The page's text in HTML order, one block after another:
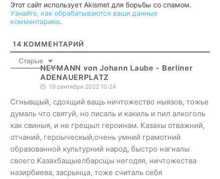
Этот сайт использует Akismet для борьбы со спамом.
Узнайте, как обрабатываются ваши данные
комментариев.
14 КОММЕНТАРИЙ
Старые
NEYMANN von Johann Laube - Berliner
ADENAUERPLATZ
19 сентября 2022 10:24
Сгнывщый, сдохщий ващь ничтожество ныязов, тожье
думаль что святуй, но писаль и какиль и пил алкоголь
как свиныя, и не грещыл героинам. Казахы отважний,
отчаний, героыческый,очень умний грамотний
образованной культурний народ, быстро нагналы
своего Казахбащыелбарсщы негодяя, ничтожества
назирбиева, засрынца, тоже считаль себя